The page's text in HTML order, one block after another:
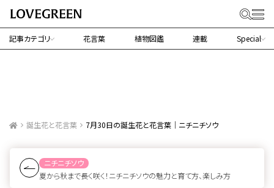
記事カテゴリ 花言葉 植物図鑑 連載 Special
誕生花と花言葉 7月30日の誕生花と花言葉｜ニチニチソウ
ニチニチソウ
夏から秋まで長く咲く！ニチニチソウの魅力と育て方、楽しみ方